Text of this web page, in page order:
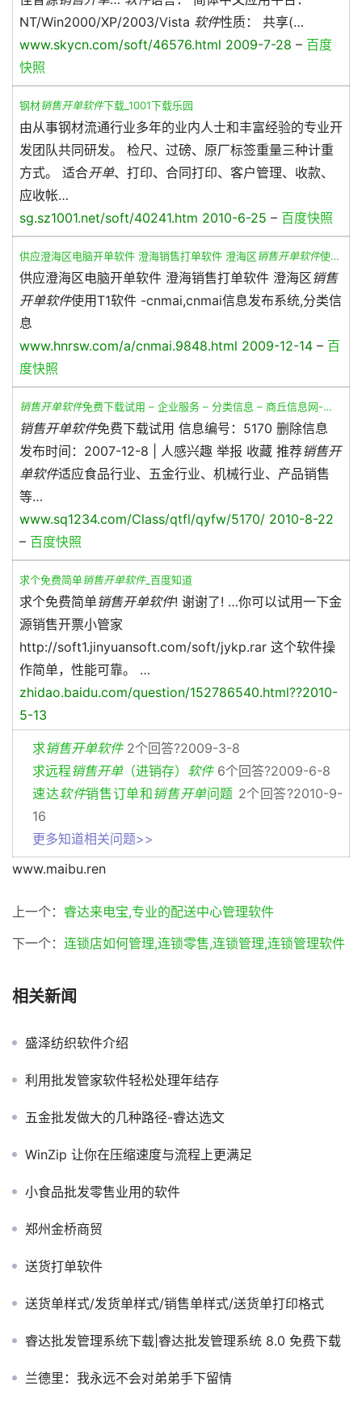
NT/Win2000/XP/2003/Vista 软件性质： 共享(…
www.skycn.com/soft/46576.html 2009-7-28 – 百度
快照
钢材销售开单软件下载_1001下载乐园
由从事钢材流通行业多年的业内人士和丰富经验的专业开
发团队共同研发。 检尺、过磅、原厂标签重量三种计重
方式。 适合开单、打印、合同打印、客户管理、收款、
应收帐…
sg.sz1001.net/soft/40241.htm 2010-6-25 – 百度快照
供应澄海区电脑开单软件 澄海销售打单软件 澄海区销售开单软件使…
供应澄海区电脑开单软件 澄海销售打单软件 澄海区销售
开单软件使用T1软件 -cnmai,cnmai信息发布系统,分类信
息
www.hnrsw.com/a/cnmai.9848.html 2009-12-14 – 百
度快照
销售开单软件免费下载试用 – 企业服务 – 分类信息 – 商丘信息网-…
销售开单软件免费下载试用 信息编号：5170 删除信息
发布时间：2007-12-8 | 人感兴趣 举报 收藏 推荐销售开
单软件适应食品行业、五金行业、机械行业、产品销售
等…
www.sq1234.com/Class/qtfl/qyfw/5170/ 2010-8-22
– 百度快照
求个免费简单销售开单软件_百度知道
求个免费简单销售开单软件! 谢谢了! …你可以试用一下金
源销售开票小管家
http://soft1.jinyuansoft.com/soft/jykp.rar 这个软件操
作简单，性能可靠。 …
zhidao.baidu.com/question/152786540.html??2010-
5-13
求销售开单软件 2个回答?2009-3-8
求远程销售开单（进销存） 软件 6个回答?2009-6-8
速达软件销售订单和销售开单问题 2个回答?2010-9-
16
更多知道相关问题>>
www.maibu.ren
上一个： 睿达来电宝,专业的配送中心管理软件
下一个： 连锁店如何管理,连锁零售,连锁管理,连锁管理软件
相关新闻
盛泽纺织软件介绍
利用批发管家软件轻松处理年结存
五金批发做大的几种路径-睿达选文
WinZip 让你在压缩速度与流程上更满足
小食品批发零售业用的软件
郑州金桥商贸
送货打单软件
送货单样式/发货单样式/销售单样式/送货单打印格式
睿达批发管理系统下载|睿达批发管理系统 8.0 免费下载
兰德里：我永远不会对弟弟手下留情